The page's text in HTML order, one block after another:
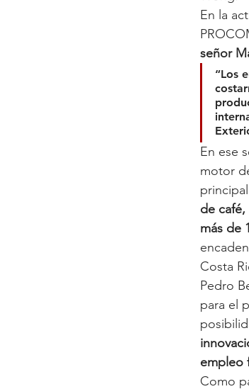
En la
señor
“Los
En ese
motor
de
más de
Costa
Pedro
para el
empleo
Como